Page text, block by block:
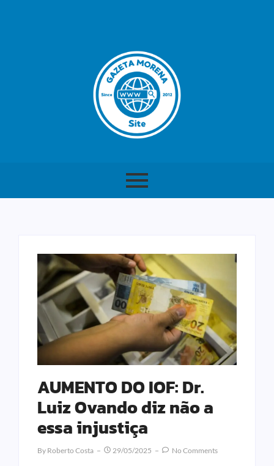
AUMENTO DO IOF: Dr.
Luiz Ovando diz não a
essa injustiça
By Roberto Costa 29/05/2025 No Comments